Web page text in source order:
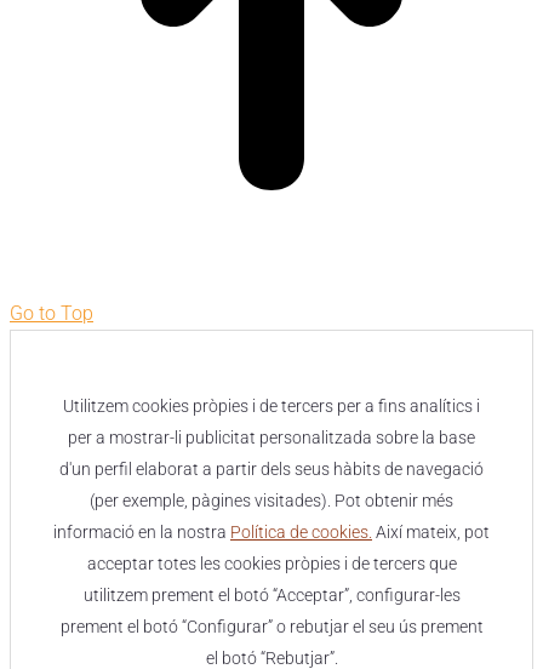
Go to Top
Utilitzem cookies pròpies i de tercers per a fins analítics i
per a mostrar-li publicitat personalitzada sobre la base
d'un perfil elaborat a partir dels seus hàbits de navegació
(per exemple, pàgines visitades). Pot obtenir més
informació en la nostra Política de cookies. Així mateix, pot
acceptar totes les cookies pròpies i de tercers que
utilitzem prement el botó “Acceptar”, configurar-les
prement el botó “Configurar” o rebutjar el seu ús prement
el botó “Rebutjar”.